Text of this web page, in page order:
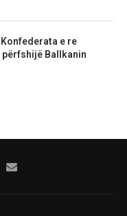
e re
përfshijë Ballkanin